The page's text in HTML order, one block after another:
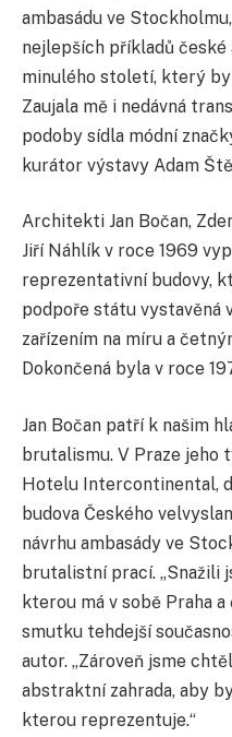
ambasádu ve
nejlepších příkladů
minulého století, který
Zaujala mě i nedávná
podoby sídla módní
kurátor výstavy Adam
Architekti Jan Bočan,
Jiří Náhlík v roce 1969
reprezentativní budovy,
podpoře státu vystavěná
zařízením na míru a
Dokončená byla v roce
Jan Bočan patří k našim
brutalismu. V Praze jeho
Hotelu Intercontinental,
budova Českého
návrhu ambasády ve
brutalistní prací. „Snažili
kterou má v sobě Praha
smutku tehdejší
autor. „Zároveň jsme
abstraktní zahrada, aby
kterou reprezentuje.“